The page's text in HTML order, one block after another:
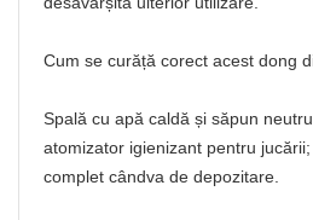
Cum se curăță corect acest dong
Spală cu apă caldă și săpun
atomizator igienizant pentru
complet cândva de depozitare.